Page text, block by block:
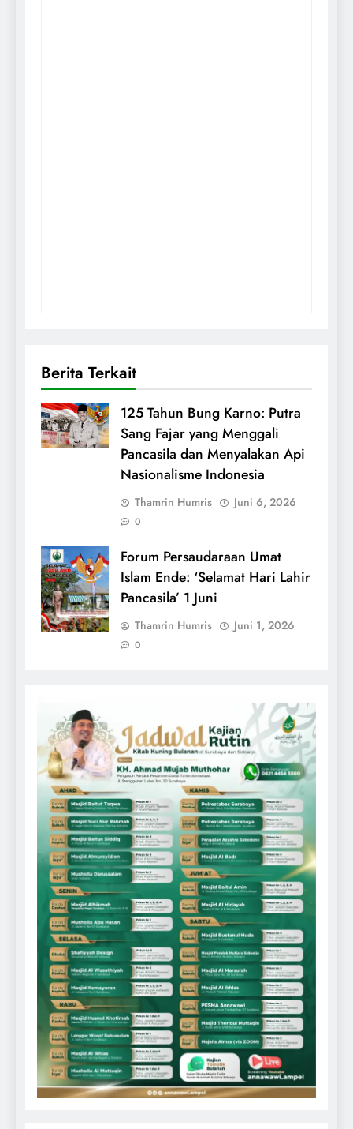
Berita Terkait
125 Tahun Bung Karno: Putra
Sang Fajar yang Menggali
Pancasila dan Menyalakan Api
Nasionalisme Indonesia
Thamrin Humris Juni 6, 2026
0
Forum Persaudaraan Umat
Islam Ende: ‘Selamat Hari Lahir
Pancasila’ 1 Juni
Thamrin Humris Juni 1, 2026
0